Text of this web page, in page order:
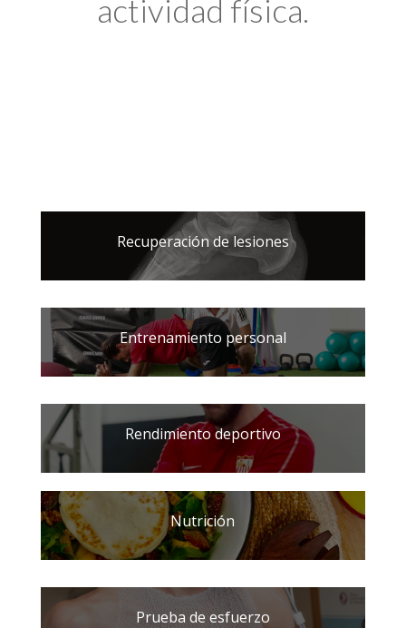
actividad física.
Recuperación de lesiones
Entrenamiento personal
Rendimiento deportivo
Nutrición
Prueba de esfuerzo